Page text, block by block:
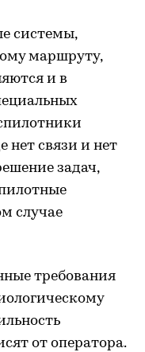
системы,
маршруту,
и в
нет связи и нет
задач,
случае
требования
от оператора.